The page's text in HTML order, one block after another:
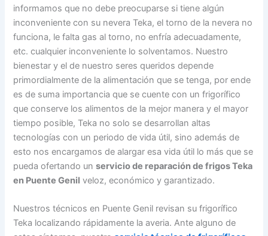
informamos que no debe preocuparse si tiene algún
inconveniente con su nevera Teka, el torno de la nevera no
funciona, le falta gas al torno, no enfría adecuadamente,
etc. cualquier inconveniente lo solventamos. Nuestro
bienestar y el de nuestro seres queridos depende
primordialmente de la alimentación que se tenga, por ende
es de suma importancia que se cuente con un frigorífico
que conserve los alimentos de la mejor manera y el mayor
tiempo posible, Teka no solo se desarrollan altas
tecnologías con un periodo de vida útil, sino además de
esto nos encargamos de alargar esa vida útil lo más que se
pueda ofertando unservicio de reparación de frigos Teka
en Puente Genil veloz, económico y garantizado.
Nuestros técnicos en Puente Genil revisan su frigorífico
Teka localizando rápidamente la averia. Ante alguno de